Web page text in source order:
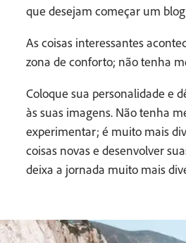
que desejam começar um
As coisas interessantes
zona de conforto; não tenha
Coloque sua personalidade e
às suas imagens. Não tenha
experimentar; é muito mais
coisas novas e desenvolver
deixa a jornada muito mais